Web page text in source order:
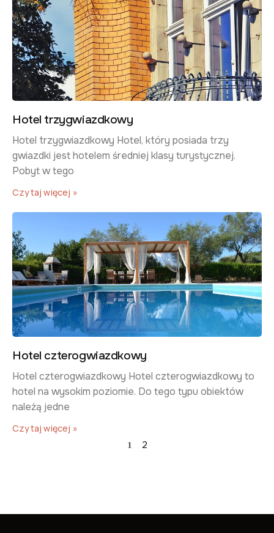
Hotel trzygwiazdkowy
​Hotel trzygwiazdkowy ​Hotel, który posiada trzy
gwiazdki jest hotelem średniej klasy turystycznej.
Pobyt w tego
Czytaj więcej »
Hotel czterogwiazdkowy
​Hotel czterogwiazdkowy​ Hotel czterogwiazdkowy to
hotel na wysokim poziomie. Do tego typu obiektów
należą jedne
Czytaj więcej »
1 2